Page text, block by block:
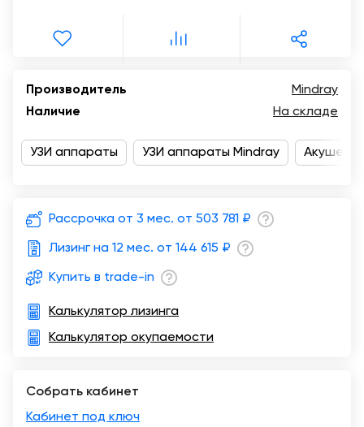
Производитель
Mindray
Наличие
На складе
УЗИ аппараты УЗИ аппараты Mindray
Рассрочка от 3 мес. от 503 781 ₽
Лизинг на 12 мес. от 144 615 ₽
Купить в trade-in
Калькулятор лизинга
Калькулятор окупаемости
Собрать кабинет
Кабинет под ключ